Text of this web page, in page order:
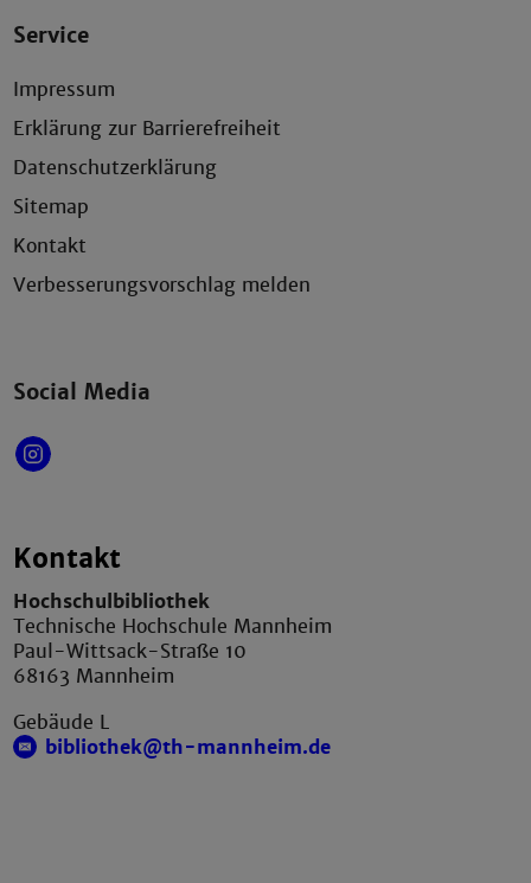
Service
Impressum
Erklärung zur Barrierefreiheit
Datenschutzerklärung
Sitemap
Kontakt
Verbesserungsvorschlag melden
Social Media
Kontakt
Hochschulbibliothek
Technische Hochschule Mannheim
Paul-Wittsack-Straße 10
68163 Mannheim
Gebäude L
bibliothek@th-mannheim.de